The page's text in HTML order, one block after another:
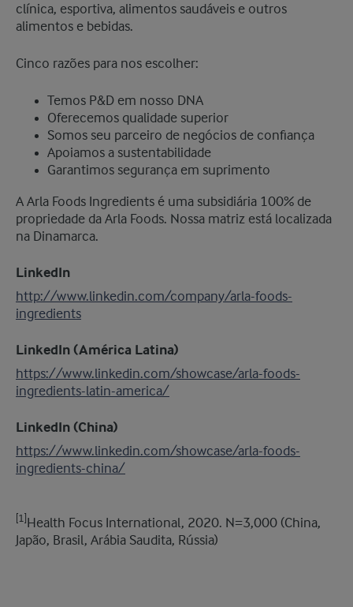
clínica, esportiva, alimentos saudáveis e outros
alimentos e bebidas.
Cinco razões para nos escolher:
Temos P&D em nosso DNA
Oferecemos qualidade superior
Somos seu parceiro de negócios de confiança
Apoiamos a sustentabilidade
Garantimos segurança em suprimento
A Arla Foods Ingredients é uma subsidiária 100% de
propriedade da Arla Foods. Nossa matriz está localizada
na Dinamarca.
LinkedIn
http://www.linkedin.com/company/arla-foods-
ingredients
LinkedIn (América Latina)
https://www.linkedin.com/showcase/arla-foods-
ingredients-latin-america/
LinkedIn (China)
https://www.linkedin.com/showcase/arla-foods-
ingredients-china/
[1] Health Focus International, 2020. N=3,000 (China,
Japão, Brasil, Arábia Saudita, Rússia)